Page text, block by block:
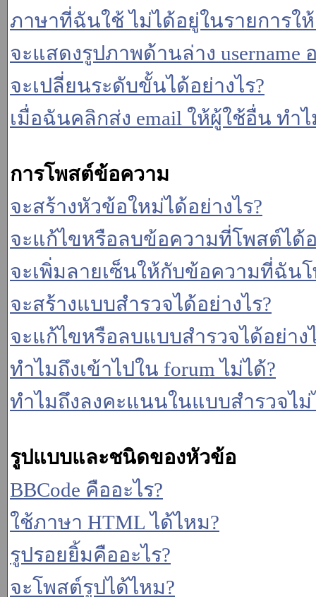
ภาษาที่ฉันใช้ ไม่ได้อยู่ในรายการใ
จะแสดงรูปภาพด้านล่าง username
จะเปลี่ยนระดับขั้นได้อย่างไร?
เมื่อฉันคลิกส่ง email ให้ผู้ใช้อื่น ทำ
การโพสต์ข้อความ
จะสร้างหัวข้อใหม่ได้อย่างไร?
จะแก้ไขหรือลบข้อความที่โพสต์ได้อ
จะเพิ่มลายเซ็นให้กับข้อความที่ฉันโ
จะสร้างแบบสำรวจได้อย่างไร?
จะแก้ไขหรือลบแบบสำรวจได้อย่าง
ทำไมถึงเข้าไปใน forum ไม่ได้?
ทำไมถึงลงคะแนนในแบบสำรวจไม่
รูปแบบและชนิดของหัวข้อ
BBCode คืออะไร?
ใช้ภาษา HTML ได้ไหม?
รูปรอยยิ้มคืออะไร?
จะโพสต์รูปได้ไหม?